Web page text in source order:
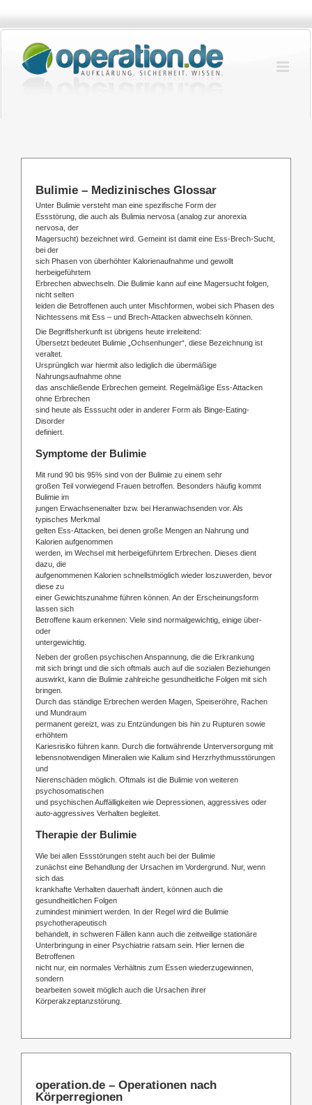
springen
Bulimie – Medizinisches Glossar
Unter Bulimie versteht man eine spezifische Form der
Essstörung, die auch als Bulimia nervosa (analog zur anorexia
nervosa, der
Magersucht) bezeichnet wird. Gemeint ist damit eine Ess-Brech-Sucht,
bei der
sich Phasen von überhöhter Kalorienaufnahme und gewollt
herbeigeführtem
Erbrechen abwechseln. Die Bulimie kann auf eine Magersucht folgen,
nicht selten
leiden die Betroffenen auch unter Mischformen, wobei sich Phasen des
Nichtessens mit Ess – und Brech-Attacken abwechseln können.
Die Begriffsherkunft ist übrigens heute irreleitend:
Übersetzt bedeutet Bulimie „Ochsenhunger“, diese Bezeichnung ist
veraltet.
Ursprünglich war hiermit also lediglich die übermäßige
Nahrungsaufnahme ohne
das anschließende Erbrechen gemeint. Regelmäßige Ess-Attacken
ohne Erbrechen
sind heute als Esssucht oder in anderer Form als Binge-Eating-
Disorder
definiert.
Symptome der Bulimie
Mit rund 90 bis 95% sind von der Bulimie zu einem sehr
großen Teil vorwiegend Frauen betroffen. Besonders häufig kommt
Bulimie im
jungen Erwachsenenalter bzw. bei Heranwachsenden vor. Als
typisches Merkmal
gelten Ess-Attacken, bei denen große Mengen an Nahrung und
Kalorien aufgenommen
werden, im Wechsel mit herbeigeführtem Erbrechen. Dieses dient
dazu, die
aufgenommenen Kalorien schnellstmöglich wieder loszuwerden, bevor
diese zu
einer Gewichtszunahme führen können. An der Erscheinungsform
lassen sich
Betroffene kaum erkennen: Viele sind normalgewichtig, einige über-
oder
untergewichtig.
Neben der großen psychischen Anspannung, die die Erkrankung
mit sich bringt und die sich oftmals auch auf die sozialen Beziehungen
auswirkt, kann die Bulimie zahlreiche gesundheitliche Folgen mit sich
bringen.
Durch das ständige Erbrechen werden Magen, Speiseröhre, Rachen
und Mundraum
permanent gereizt, was zu Entzündungen bis hin zu Rupturen sowie
erhöhtem
Kariesrisiko führen kann. Durch die fortwährende Unterversorgung mit
lebensnotwendigen Mineralien wie Kalium sind Herzrhythmusstörungen
und
Nierenschäden möglich. Oftmals ist die Bulimie von weiteren
psychosomatischen
und psychischen Auffälligkeiten wie Depressionen, aggressives oder
auto-aggressives Verhalten begleitet.
Therapie der Bulimie
Wie bei allen Essstörungen steht auch bei der Bulimie
zunächst eine Behandlung der Ursachen im Vordergrund. Nur, wenn
sich das
krankhafte Verhalten dauerhaft ändert, können auch die
gesundheitlichen Folgen
zumindest minimiert werden. In der Regel wird die Bulimie
psychotherapeutisch
behandelt, in schweren Fällen kann auch die zeitweilige stationäre
Unterbringung in einer Psychiatrie ratsam sein. Hier lernen die
Betroffenen
nicht nur, ein normales Verhältnis zum Essen wiederzugewinnen,
sondern
bearbeiten soweit möglich auch die Ursachen ihrer
Körperakzeptanzstörung.
operation.de – Operationen nach
Körperregionen